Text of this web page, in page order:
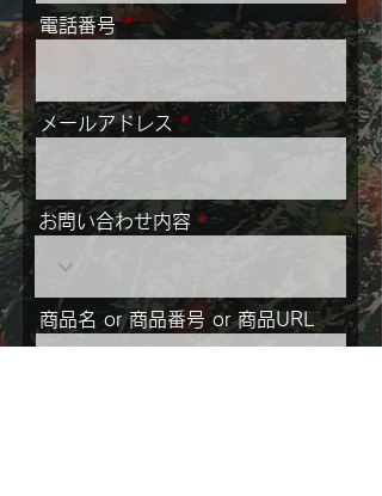
電話番号
メールアドレス
お問い合わせ内容
商品名 or 商品番号 or 商品URL